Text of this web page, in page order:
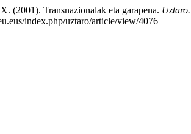
(2001). Transnazionalak eta garapena.
index.php/uztaro/article/view/4076